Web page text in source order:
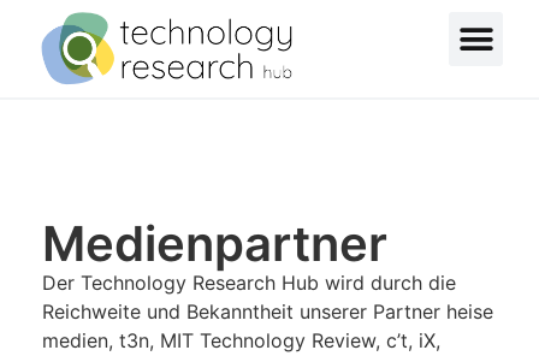
Medienpartner
Der Technology Research Hub wird durch die
Reichweite und Bekanntheit unserer Partner heise
medien, t3n, MIT Technology Review, c’t, iX,